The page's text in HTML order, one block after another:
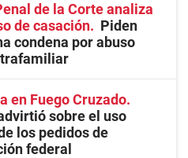
de la Corte analiza
de casación
Piden
condena por abuso
en Fuego Cruzado
sobre el uso
los pedidos de
federal